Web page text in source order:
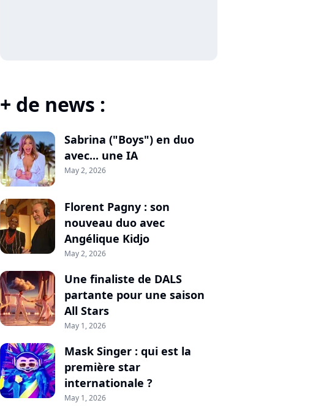
+ de news :
Sabrina ("Boys") en duo
avec... une IA
May 2, 2026
Florent Pagny : son
nouveau duo avec
Angélique Kidjo
May 2, 2026
Une finaliste de DALS
partante pour une saison
All Stars
May 1, 2026
Mask Singer : qui est la
première star
internationale ?
May 1, 2026